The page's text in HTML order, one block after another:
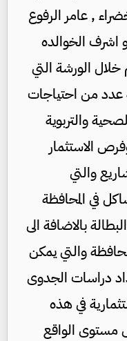
, عامر الرفوع
و اشرف الخوالده
الورشة التي
عدد من احتياجات
والتربوية
الاستثمار
والتي
في المحافظة
بالاضافة الى
والتي يمكن
دراسات الجدوى
في هذه
مستوى الواقع